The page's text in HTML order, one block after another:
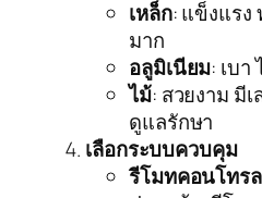
เหล็ก: แข็งแร
มาก
อลูมิเนียม: เบ
ไม้: สวยงาม มี
ดูแลรักษา
เลือกระบบควบคุม
รีโมทคอนโทรล